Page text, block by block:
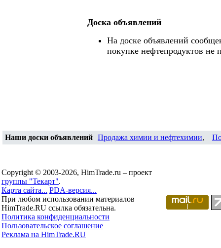
Доска объявлений
На доске объявлений
покупке нефтепродуктов не
Наши доски объявлений Продажа химии и нефтехимии,
Copyright © 2003-2026, HimTrade.ru – проект
группы "Текарт".
Карта сайта... PDA-версия...
При любом использовании материалов
HimTrade.RU ссылка обязательна.
Политика конфиденциальности
Пользовательское соглашение
Реклама на HimTrade.RU